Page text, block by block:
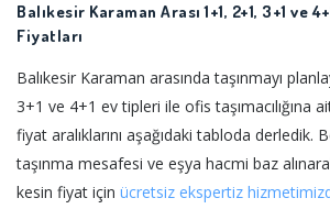
Balıkesir Karaman Arası 1+1, 2+1, 3+1 ve
Fiyatları
Balıkesir Karaman arasında taşınmayı
3+1 ve 4+1 ev tipleri ile ofis taşımacılığına
fiyat aralıklarını aşağıdaki tabloda derledik.
taşınma mesafesi ve eşya hacmi baz
kesin fiyat için ücretsiz ekspertiz